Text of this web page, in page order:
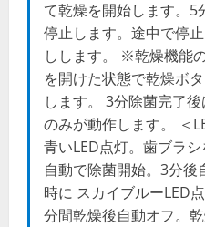
て乾燥を開始します。
停止します。途中で停
しします。 ※乾燥機能
を開けた状態で乾燥ボ
します。 3分除菌完了
のみが動作します。 ＜
青いLED点灯。歯ブラ
自動で除菌開始。3分
時に スカイブルーLED
分間乾燥後自動オフ。